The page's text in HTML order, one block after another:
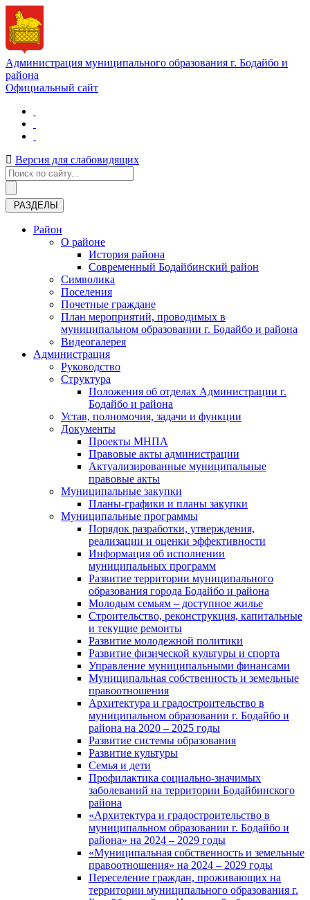
Администрация муниципального образования г. Бодайбо и
района
Официальный сайт
Версия для слабовидящих
РАЗДЕЛЫ
Район
О районе
История района
Современный Бодайбинский район
Символика
Поселения
Почетные граждане
План мероприятий, проводимых в
муниципальном образовании г. Бодайбо и района
Видеогалерея
Администрация
Руководство
Структура
Положения об отделах Администрации г.
Бодайбо и района
Устав, полномочия, задачи и функции
Документы
Проекты МНПА
Правовые акты администрации
Актуализированные муниципальные
правовые акты
Муниципальные закупки
Планы-графики и планы закупки
Муниципальные программы
Порядок разработки, утверждения,
реализации и оценки эффективности
Информация об исполнении
муниципальных программ
Развитие территории муниципального
образования города Бодайбо и района
Молодым семьям – доступное жилье
Строительство, реконструкция, капитальные
и текущие ремонты
Развитие молодежной политики
Развитие физической культуры и спорта
Управление муниципальными финансами
Муниципальная собственность и земельные
правоотношения
Архитектура и градостроительство в
муниципальном образовании г. Бодайбо и
района на 2020 – 2025 годы
Развитие системы образования
Развитие культуры
Семья и дети
Профилактика социально-значимых
заболеваний на территории Бодайбинского
района
«Архитектура и градостроительство в
муниципальном образовании г. Бодайбо и
района» на 2024 – 2029 годы
«Муниципальная собственность и земельные
правоотношения» на 2024 – 2029 годы
Переселение граждан, проживающих на
территории муниципального образования г.